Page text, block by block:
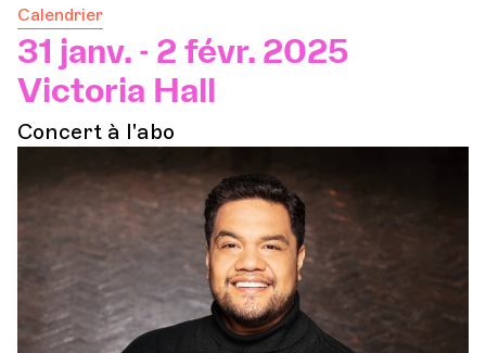
Calendrier
31 janv. - 2 févr. 2025
Victoria Hall
Concert à l'abo
Infos pratiques
Explorer
Orchestre et musiciens